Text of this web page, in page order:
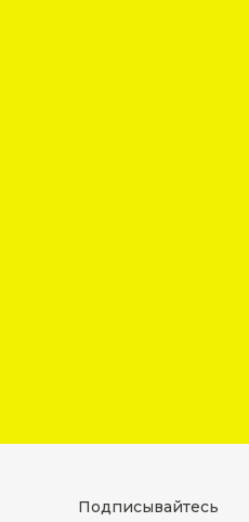
Подписывайтесь